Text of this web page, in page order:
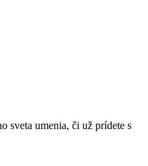
sveta umenia, či už prídete s